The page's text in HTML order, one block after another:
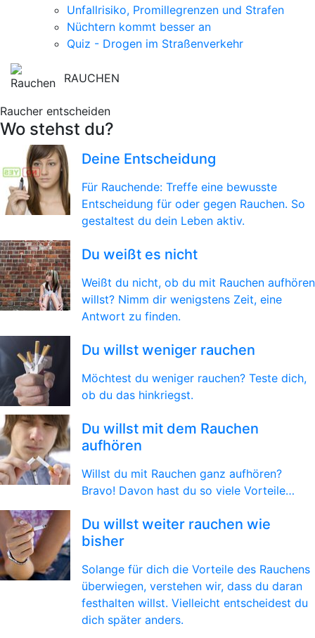
Unfallrisiko, Promillegrenzen und Strafen
Nüchtern kommt besser an
Quiz - Drogen im Straßenverkehr
RAUCHEN
Raucher entscheiden
Wo stehst du?
Deine Entscheidung
Für Rauchende: Treffe eine bewusste
Entscheidung für oder gegen Rauchen. So
gestaltest du dein Leben aktiv.
Du weißt es nicht
Weißt du nicht, ob du mit Rauchen aufhören
willst? Nimm dir wenigstens Zeit, eine
Antwort zu finden.
Du willst weniger rauchen
Möchtest du weniger rauchen? Teste dich,
ob du das hinkriegst.
Du willst mit dem Rauchen
aufhören
Willst du mit Rauchen ganz aufhören?
Bravo! Davon hast du so viele Vorteile…
Du willst weiter rauchen wie
bisher
Solange für dich die Vorteile des Rauchens
überwiegen, verstehen wir, dass du daran
festhalten willst. Vielleicht entscheidest du
dich später anders.